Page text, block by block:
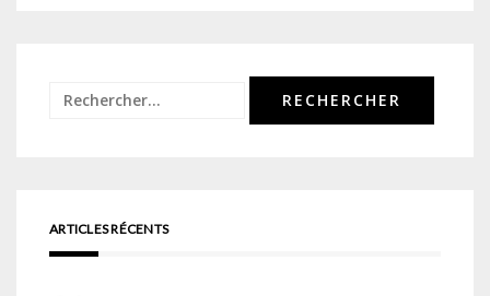
Rechercher :
ARTICLES RÉCENTS